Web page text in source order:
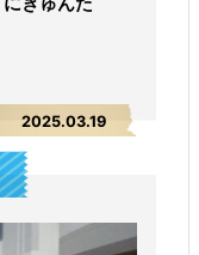
2025.03.19